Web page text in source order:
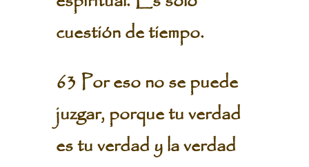
cuestión de tiempo.
63 Por eso no se puede
juzgar, porque tu verdad
es tu verdad y la verdad